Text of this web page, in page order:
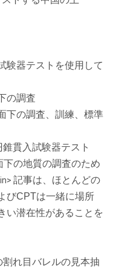
験器テストを使用して
の調査
下の調査、訓練、標準
貫入試験器テスト
の地質の調査のため
記事は、ほとんどの
びCPTは一緒に場所
い潜在性があることを
れ目バレルの見本抽